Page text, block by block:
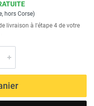
hors Corse)
livraison à l'étape 4 de votre